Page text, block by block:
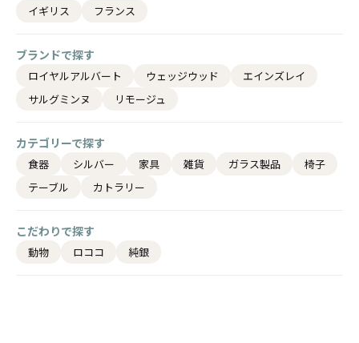
イギリス フランス
ブランドで探す
ロイヤルアルバート ウェッジウッド
エインズレイ
サルグミンヌ
リモージュ
カテゴリーで探す
食器 シルバー 家具 雑貨 ガラス製品
椅子
テーブル
カトラリー
こだわりで探す
動物 ロココ 純銀